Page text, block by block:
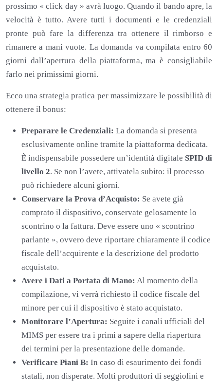
prossimo « click day » avrà luogo. Quando il bando apre, la
velocità è tutto. Avere tutti i documenti e le credenziali
pronte può fare la differenza tra ottenere il rimborso e
rimanere a mani vuote. La domanda va compilata entro 60
giorni dall’apertura della piattaforma, ma è consigliabile
farlo nei primissimi giorni.
Ecco una strategia pratica per massimizzare le possibilità di
ottenere il bonus:
Preparare le Credenziali: La domanda si presenta
esclusivamente online tramite la piattaforma dedicata.
È indispensabile possedere un’identità digitale SPID di
livello 2. Se non l’avete, attivatela subito: il processo
può richiedere alcuni giorni.
Conservare la Prova d’Acquisto: Se avete già
comprato il dispositivo, conservate gelosamente lo
scontrino o la fattura. Deve essere uno « scontrino
parlante », ovvero deve riportare chiaramente il codice
fiscale dell’acquirente e la descrizione del prodotto
acquistato.
Avere i Dati a Portata di Mano: Al momento della
compilazione, vi verrà richiesto il codice fiscale del
minore per cui il dispositivo è stato acquistato.
Monitorare l’Apertura: Seguite i canali ufficiali del
MIMS per essere tra i primi a sapere della riapertura
dei termini per la presentazione delle domande.
Verificare Piani B: In caso di esaurimento dei fondi
statali, non disperate. Molti produttori di seggiolini e